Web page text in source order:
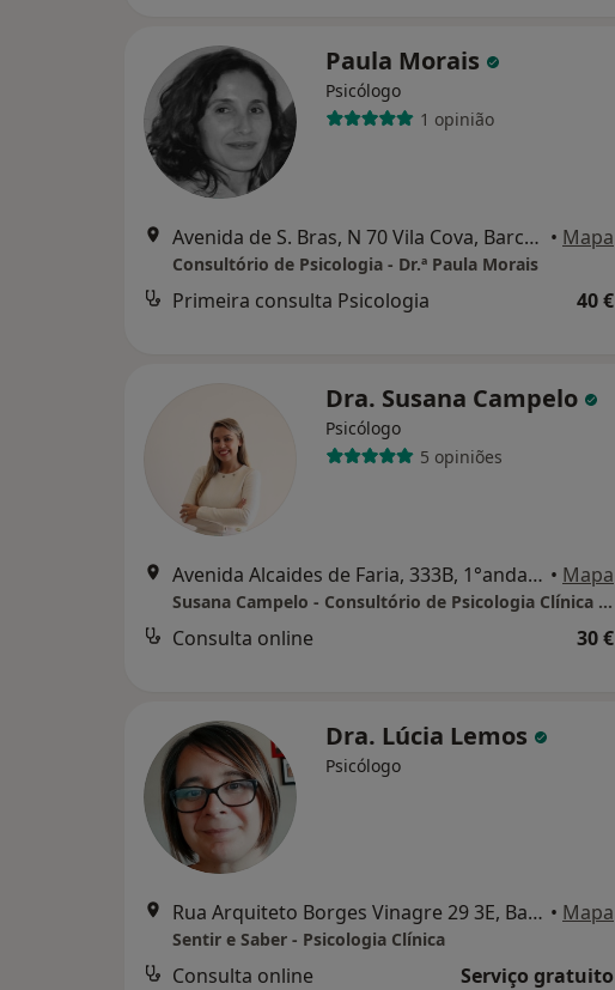
Paula Morais
Psicólogo
1 opinião
Avenida de S. Bras, N 70 Vila Cova, Barcelos • Mapa
Consultório de Psicologia - Dr.ª Paula Morais
Primeira consulta Psicologia 40 €
Dra. Susana Campelo
Psicólogo
5 opiniões
Avenida Alcaides de Faria, 333B, 1°andar, sala 1, Barcelos • Mapa
Susana Campelo - Consultório de Psicologia Clínica & Saúde
Consulta online 30 €
Dra. Lúcia Lemos
Psicólogo
Rua Arquiteto Borges Vinagre 29 3E, Barcelos • Mapa
Sentir e Saber - Psicologia Clínica
Consulta online Serviço gratuito